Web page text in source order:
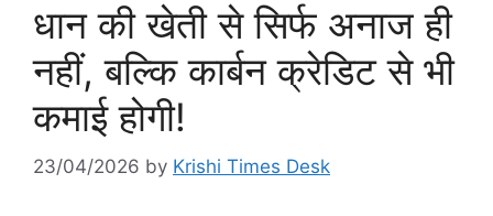
धान की खेती से सिर्फ अनाज ही
नहीं, बल्कि कार्बन क्रेडिट से भी
कमाई होगी!
23/04/2026 by Krishi Times Desk